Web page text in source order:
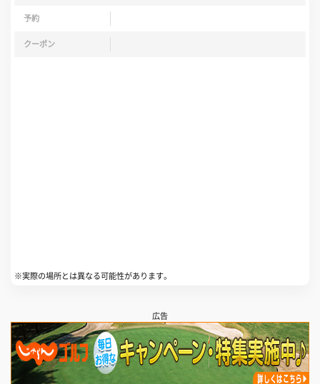
予約
クーポン
※実際の場所とは異なる可能性があります。
広告